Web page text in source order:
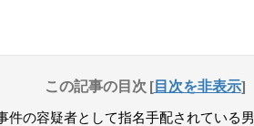
この記事の目次 [目次を非表示]
件の容疑者として指名手配されている男